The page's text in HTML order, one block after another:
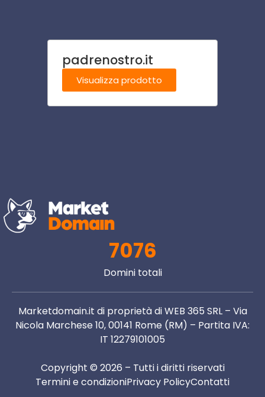
padrenostro.it
Visualizza prodotto
7076
Domini totali
Marketdomain.it di proprietà di WEB 365 SRL – Via
Nicola Marchese 10, 00141 Rome (RM) – Partita IVA:
IT 12279101005
Copyright © 2026 – Tutti i diritti riservati
Termini e condizioniPrivacy PolicyContatti